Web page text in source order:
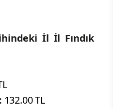
İl İl Fındık
132.00 TL